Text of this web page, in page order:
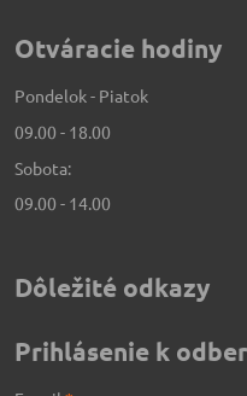
Otváracie hodiny
Pondelok - Piatok
09.00 - 18.00
Sobota:
09.00 - 14.00
Dôležité odkazy
Prihlásenie k